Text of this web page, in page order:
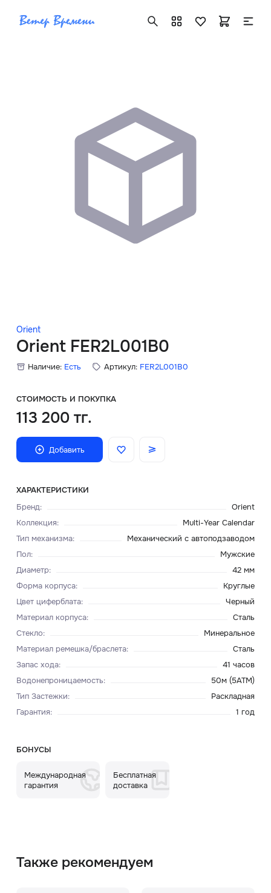
Orient
Orient FER2L001B0
Наличие: Есть Артикул: FER2L001B0
СТОИМОСТЬ И ПОКУПКА
113 200 тг.
Добавить
ХАРАКТЕРИСТИКИ
Бренд:
Orient
Коллекция:
Multi-Year Calendar
Тип механизма:
Механический с автоподзаводом
Пол:
Мужские
Диаметр:
42 мм
Форма корпуса:
Круглые
Цвет циферблата:
Черный
Материал корпуса:
Сталь
Стекло:
Минеральное
Материал ремешка/браслета:
Сталь
Запас хода:
41 часов
Водонепроницаемость:
50м (5ATM)
Тип Застежки:
Раскладная
Гарантия: 1 год
БОНУСЫ
Международная
гарантия
Бесплатная
доставка
Также рекомендуем
+7 ( 705 ) 181-42-50
info@vetervremeni.kz
Авторизация
Каталог
Мужские часы
Главная
О нас